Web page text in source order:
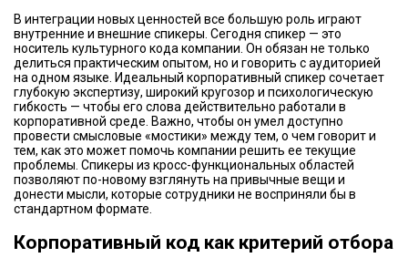
В интеграции новых ценностей все большую роль играют
внутренние и внешние спикеры. Сегодня спикер — это
носитель культурного кода компании. Он обязан не только
делиться практическим опытом, но и говорить с аудиторией
на одном языке. Идеальный корпоративный спикер сочетает
глубокую экспертизу, широкий кругозор и психологическую
гибкость — чтобы его слова действительно работали в
корпоративной среде. Важно, чтобы он умел доступно
провести смысловые «мостики» между тем, о чем говорит и
тем, как это может помочь компании решить ее текущие
проблемы. Спикеры из кросс-функциональных областей
позволяют по-новому взглянуть на привычные вещи и
донести мысли, которые сотрудники не восприняли бы в
стандартном формате.
Корпоративный код как критерий отбора